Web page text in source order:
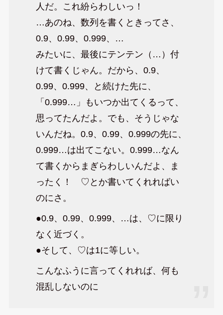
人だ。これ紛らわしいっ！
…あのね、数列を書くときってさ、
0.9、0.99、0.999、…
みたいに、最後にテンテン（…）付
けて書くじゃん。だから、0.9、
0.99、0.999、と続けた先に、
「0.999…」もいつか出てくるって、
思ってたんだよ。でも、そうじゃな
いんだね。0.9、0.99、0.999の先に、
0.999…は出てこない。0.999…なん
て書くからまぎらわしいんだよ、ま
ったく！ ♡とか書いてくれればい
のにさ。
●0.9、0.99、0.999、…は、♡に限り
なく近づく。
●そして、♡は1に等しい。
こんなふうに言ってくれれば、何も
混乱しないのに